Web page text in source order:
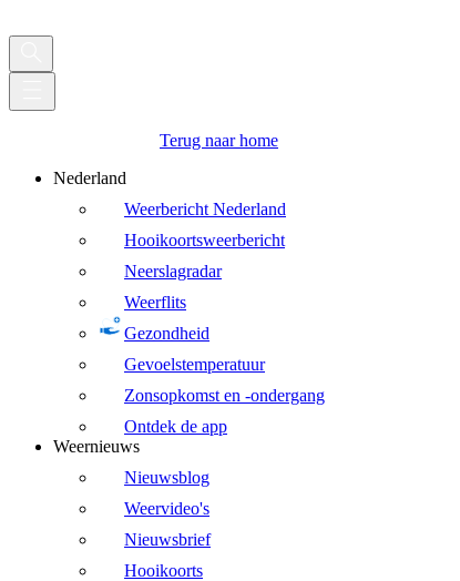
Terug naar home
Nederland
Weerbericht Nederland
Hooikoortsweerbericht
Neerslagradar
Weerflits
Gezondheid
Gevoelstemperatuur
Zonsopkomst en -ondergang
Ontdek de app
Weernieuws
Nieuwsblog
Weervideo's
Nieuwsbrief
Hooikoorts